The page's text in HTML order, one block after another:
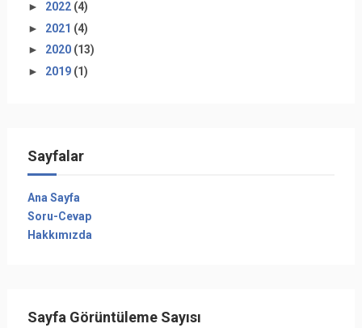
► 2022 (4)
► 2021 (4)
► 2020 (13)
► 2019 (1)
Sayfalar
Ana Sayfa
Soru-Cevap
Hakkımızda
Sayfa Görüntüleme Sayısı